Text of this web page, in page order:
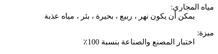
مياه المجاري:
يمكن أن يكون نهر ، ربيع ، بحيرة ، بئر ، مياه عذبة
ميزة:
اختبار المصنع والصناعة بنسبة 100٪